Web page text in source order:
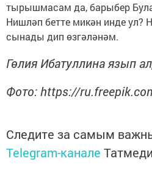
тырышмасам да, барыбер
Нишләп бетте микән инде
сынады дип өзгәләнәм.
Гөлия Ибатуллина язып
Фото: https://
Следите за самым
Telegram-канале